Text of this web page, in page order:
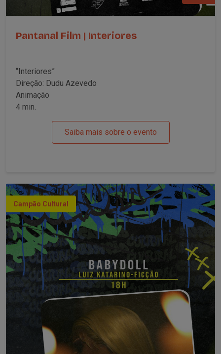
Pantanal Film | Interiores
“Interiores”
Direção: Dudu Azevedo
Animação
4 min.
Saiba mais sobre o evento
Campão Cultural